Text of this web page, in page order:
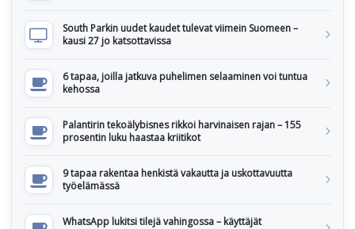
South Parkin uudet kaudet tulevat viimein Suomeen –
kausi 27 jo katsottavissa
6 tapaa, joilla jatkuva puhelimen selaaminen voi tuntua
kehossa
Palantirin tekoälybisnes rikkoi harvinaisen rajan – 155
prosentin luku haastaa kriitikot
9 tapaa rakentaa henkistä vakautta ja uskottavuutta
työelämässä
WhatsApp lukitsi tilejä vahingossa – käyttäjät